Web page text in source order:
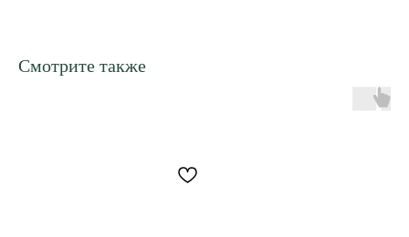
Смотрите также